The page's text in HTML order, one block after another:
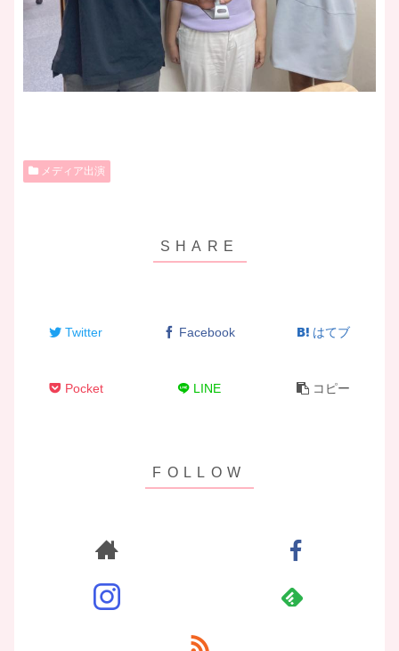
メディア出演
Twitter Facebook はてブ
Pocket LINE コピー